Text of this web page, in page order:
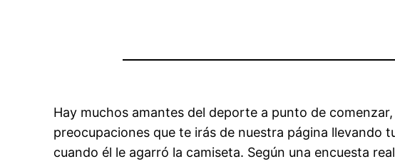
Hay muchos amantes del deporte a punto de
preocupaciones que te irás de nuestra página llevando
cuando él le agarró la camiseta. Según una encuesta